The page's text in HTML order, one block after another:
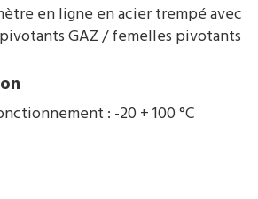
en ligne en acier trempé avec
GAZ / femelles pivotants
: -20 + 100 °C